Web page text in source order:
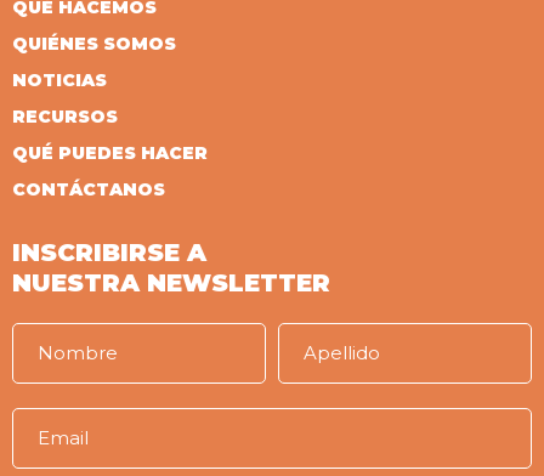
QUÉ HACEMOS
QUIÉNES SOMOS
NOTICIAS
RECURSOS
QUÉ PUEDES HACER
CONTÁCTANOS
INSCRIBIRSE A
NUESTRA NEWSLETTER